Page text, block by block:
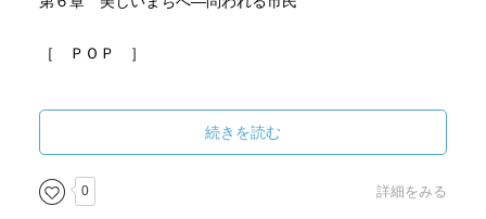
［ ＰＯＰ ］
☆☆☆☆☆☆☆ おすすめ度
☆☆☆☆☆☆☆ 文章
続きを読む
0 詳細をみる